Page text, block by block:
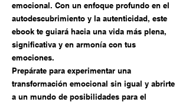
emocional. Con un enfoque profundo en el
autodescubrimiento y la autenticidad, este
ebook te guiará hacia una vida más plena,
significativa y en armonía con tus
emociones.
Prepárate para experimentar una
transformación emocional sin igual y abrirte
a un mundo de posibilidades para el